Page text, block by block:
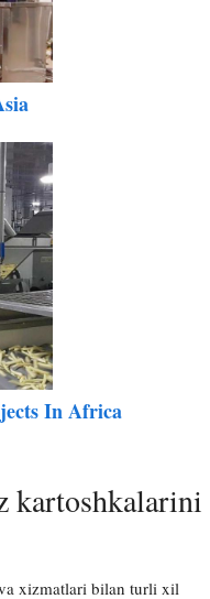
In Africa
kartoshkalarini
xizmatlari bilan turli xil